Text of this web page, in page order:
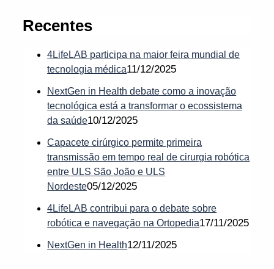
Recentes
4LifeLAB participa na maior feira mundial de
tecnologia médica11/12/2025
NextGen in Health debate como a inovação
tecnológica está a transformar o ecossistema
da saúde10/12/2025
Capacete cirúrgico permite primeira
transmissão em tempo real de cirurgia robótica
entre ULS São João e ULS
Nordeste05/12/2025
4LifeLAB contribui para o debate sobre
robótica e navegação na Ortopedia17/11/2025
NextGen in Health12/11/2025